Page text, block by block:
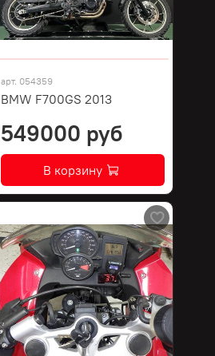
арт. 054359
BMW F700GS 2013
549000 руб
В корзину